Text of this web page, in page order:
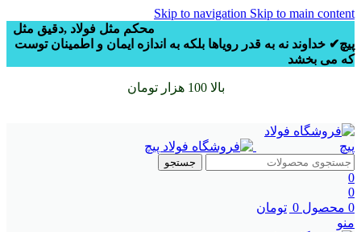
Skip to navigation Skip to main content
محکم مثل فولاد ,دقیق مثل
پیچ✔ خداوند نه به قدر رویاها بلکه به اندازه ایمان و اطمینان توست
که می بخشد
بالا 100 هزار تومان
جستجو
0
0
0 محصول 0 تومان
منو